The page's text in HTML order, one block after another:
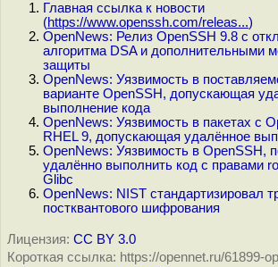
Главная ссылка к новости
(https://www.openssh.com/releas...)
OpenNews: Релиз OpenSSH 9.8 с
алгоритма DSA и дополнительными
защиты
OpenNews: Уязвимость в
варианте OpenSSH, допускающая
выполнение кода
OpenNews: Уязвимость в пакетах с
RHEL 9, допускающая удалённое
OpenNews: Уязвимость в OpenSSH,
удалённо выполнить код с правами
Glibc
OpenNews: NIST стандартизировал
постквантового шифрования
Лицензия: CC BY 3.0
Короткая ссылка: https://opennet.ru/61899-